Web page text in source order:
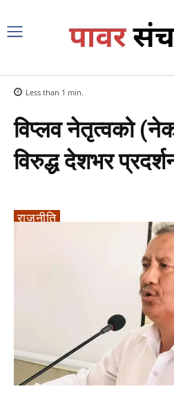
Less than 1 min.
विप्लव नेतृत्वको
विरुद्ध देशभर
राजनीति